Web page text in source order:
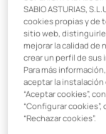
Esta rama de la
rendimiento
mejorar la
entorno positivo
clave incluyen:
Mejora del
SABIO ASTURIAS,
cookies propias y de
sitio web, distinguirle
mejorar la calidad de
crear un perfil de sus
Para más
aceptar la
“Aceptar cookies”,
“Configurar
“Rechazar cookies”.